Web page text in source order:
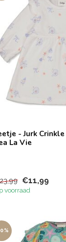
- Jurk
La Vie
€11,99
voorraad